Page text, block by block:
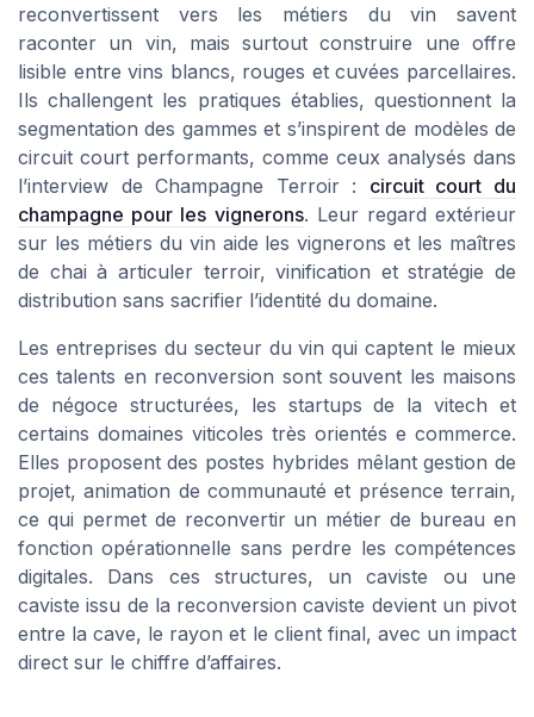
reconvertissent vers les métiers du vin savent
raconter un vin, mais surtout construire une offre
lisible entre vins blancs, rouges et cuvées parcellaires.
Ils challengent les pratiques établies, questionnent la
segmentation des gammes et s’inspirent de modèles de
circuit court performants, comme ceux analysés dans
l’interview de Champagne Terroir : circuit court du
champagne pour les vignerons. Leur regard extérieur
sur les métiers du vin aide les vignerons et les maîtres
de chai à articuler terroir, vinification et stratégie de
distribution sans sacrifier l’identité du domaine.
Les entreprises du secteur du vin qui captent le mieux
ces talents en reconversion sont souvent les maisons
de négoce structurées, les startups de la vitech et
certains domaines viticoles très orientés e commerce.
Elles proposent des postes hybrides mêlant gestion de
projet, animation de communauté et présence terrain,
ce qui permet de reconvertir un métier de bureau en
fonction opérationnelle sans perdre les compétences
digitales. Dans ces structures, un caviste ou une
caviste issu de la reconversion caviste devient un pivot
entre la cave, le rayon et le client final, avec un impact
direct sur le chiffre d’affaires.